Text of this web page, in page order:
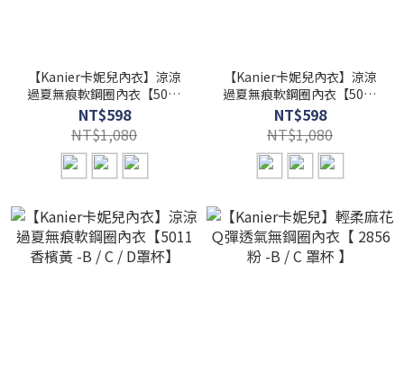
【Kanier卡妮兒內衣】涼涼
過夏無痕軟鋼圈內衣【5011
沉穩黑 -B / C / D罩杯】
NT$598
NT$1,080
【Kanier卡妮兒內衣】涼涼
過夏無痕軟鋼圈內衣【5011
甜橙柑 -B / C / D罩杯】
NT$598
NT$1,080